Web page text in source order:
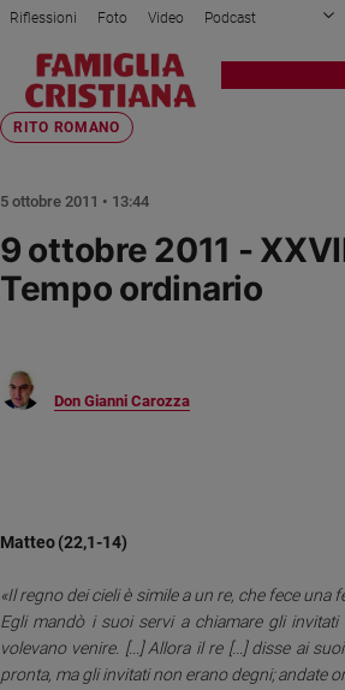
Attualità
Italia
Economia
Legalità
e
Interviste
Chiesa
Fede
e
spiritualità
Riflessioni Foto Video Podcast
Privacy Policy Chi siamo
Registrati Redazione
Home page>Riflessioni
RITO ROMANO
9 ottobre 2011 -
Tempo ordinario
Don Gianni Carozza
5 ottobre 2011 • 13:44
Matteo (22,1-14)
«Il regno dei cieli è simile a un re, che fece una
Egli mandò i suoi servi a chiamare gli
volevano venire. [...] Allora il re [...] disse ai
pronta, ma gli invitati non erano degni; andate